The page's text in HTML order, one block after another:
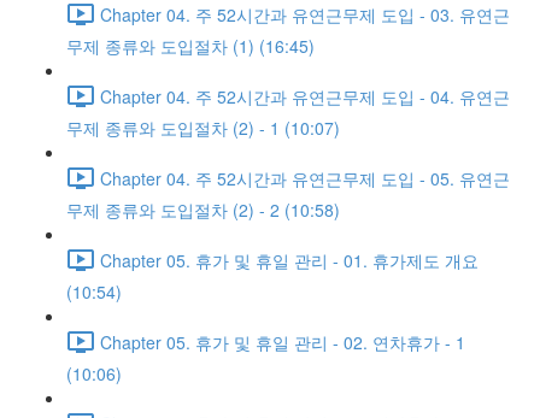
Chapter 04. 주 52시간과 유연근무제 도입 - 03. 유연근
무제 종류와 도입절차 (1) (16:45)
Chapter 04. 주 52시간과 유연근무제 도입 - 04. 유연근
무제 종류와 도입절차 (2) - 1 (10:07)
Chapter 04. 주 52시간과 유연근무제 도입 - 05. 유연근
무제 종류와 도입절차 (2) - 2 (10:58)
Chapter 05. 휴가 및 휴일 관리 - 01. 휴가제도 개요
(10:54)
Chapter 05. 휴가 및 휴일 관리 - 02. 연차휴가 - 1
(10:06)